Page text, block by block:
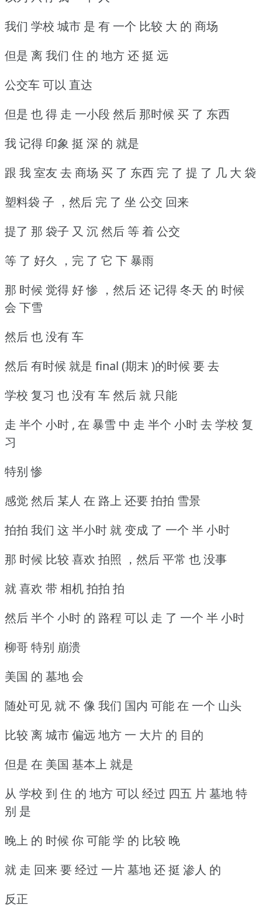
我们 学校 城市 是 有 一个 比较 大 的 商场
但是 离 我们 住 的 地方 还 挺 远
公交车 可以 直达
但是 也 得 走 一小段 然后 那时候 买 了 东西
我 记得 印象 挺 深 的 就是
跟 我 室友 去 商场 买 了 东西 完 了 提 了 几 大 袋
塑料袋 子 ，然后 完 了 坐 公交 回来
提了 那 袋子 又 沉 然后 等 着 公交
等 了 好久 ，完 了 它 下 暴雨
那 时候 觉得 好 惨 ，然后 还 记得 冬天 的 时候
会 下雪
然后 也 没有 车
然后 有时候 就是 final (期末 )的时候 要 去
学校 复习 也 没有 车 然后 就 只能
走 半个 小时 , 在 暴雪 中 走 半个 小时 去 学校 复
习
特别 惨
感觉 然后 某人 在 路上 还要 拍拍 雪景
拍拍 我们 这 半小时 就 变成 了 一个 半 小时
那 时候 比较 喜欢 拍照 ，然后 平常 也 没事
就 喜欢 带 相机 拍拍 拍
然后 半个 小时 的 路程 可以 走 了 一个 半 小时
柳哥 特别 崩溃
美国 的 墓地 会
随处可见 就 不 像 我们 国内 可能 在 一个 山头
比较 离 城市 偏远 地方 一 大片 的 目的
但是 在 美国 基本上 就是
从 学校 到 住 的 地方 可以 经过 四五 片 墓地 特
别 是
晚上 的 时候 你 可能 学 的 比较 晚
就 走 回来 要 经过 一片 墓地 还 挺 渗人 的
反正